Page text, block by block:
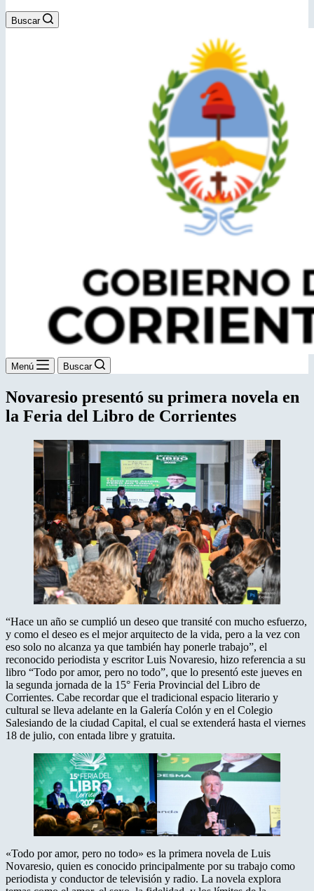
Buscar
Menú Buscar
Novaresio presentó su primera novela en
la Feria del Libro de Corrientes
“Hace un año se cumplió un deseo que transité con mucho esfuerzo,
y como el deseo es el mejor arquitecto de la vida, pero a la vez con
eso solo no alcanza ya que también hay ponerle trabajo”, el
reconocido periodista y escritor Luis Novaresio, hizo referencia a su
libro “Todo por amor, pero no todo”, que lo presentó este jueves en
la segunda jornada de la 15° Feria Provincial del Libro de
Corrientes. Cabe recordar que el tradicional espacio literario y
cultural se lleva adelante en la Galería Colón y en el Colegio
Salesiando de la ciudad Capital, el cual se extenderá hasta el viernes
18 de julio, con entada libre y gratuita.
«Todo por amor, pero no todo» es la primera novela de Luis
Novaresio, quien es conocido principalmente por su trabajo como
periodista y conductor de televisión y radio. La novela explora